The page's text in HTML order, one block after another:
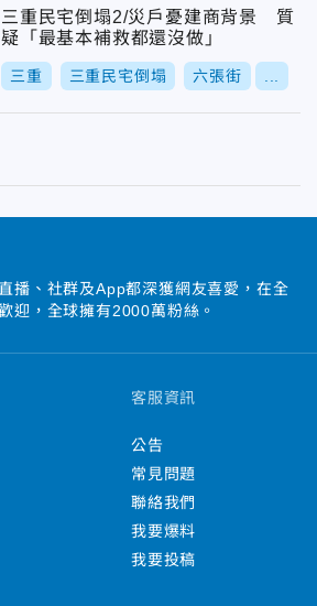
三重民宅倒塌2/災戶憂建商背景 質
疑「最基本補救都還沒做」
三重 三重民宅倒塌 六張街
播、社群及App都深獲網友喜愛，在全
迎，全球擁有2000萬粉絲。
客服資訊
公告
常見問題
聯絡我們
我要爆料
我要投稿